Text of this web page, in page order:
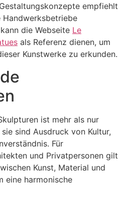
empfiehlt
die Webseite Le
als Referenz dienen, um
Kunstwerke zu erkunden.
ist mehr als nur
sind Ausdruck von Kultur,
Für
und Privatpersonen gilt
Kunst, Material und
eine harmonische